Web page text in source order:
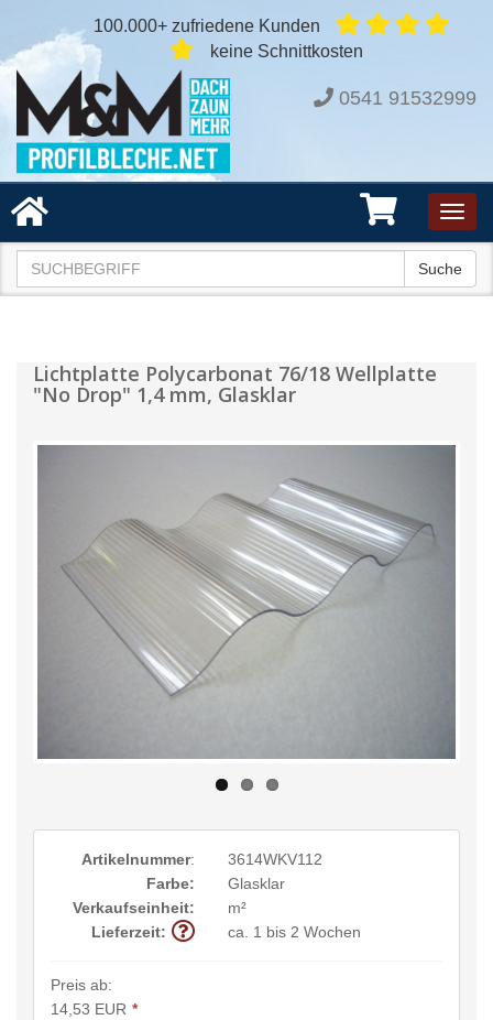
100.000+ zufriedene Kunden
keine Schnittkosten
0541 91532999
Suche
Lichtplatte Polycarbonat 76/18 Wellplatte
"No Drop" 1,4 mm, Glasklar
Artikelnummer:
3614WKV112
Farbe:
Glasklar
Verkaufseinheit:
m²
Lieferzeit:
ca. 1 bis 2 Wochen
Preis ab:
14,53 EUR *